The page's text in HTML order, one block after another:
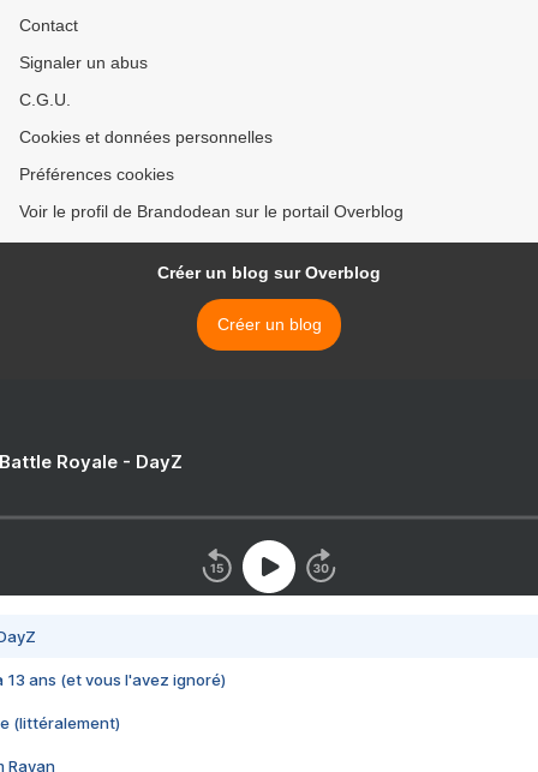
Contact
Signaler un abus
C.G.U.
Cookies et données personnelles
Préférences cookies
Voir le profil de Brandodean sur le portail Overblog
Créer un blog sur Overblog
Créer un blog
Royale - DayZ
13 ans (et vous l'avez ignoré)
(littéralement)
Rayan